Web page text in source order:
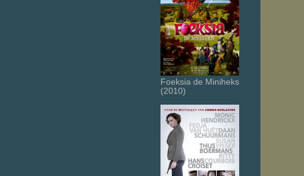
Foeksia de Miniheks
(2010)